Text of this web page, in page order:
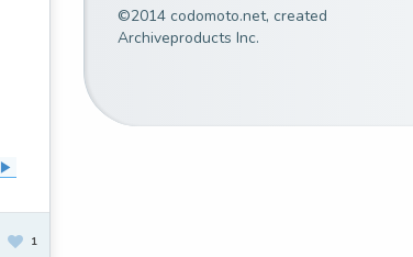
1
©2014 codomoto.net, created
Archiveproducts Inc.